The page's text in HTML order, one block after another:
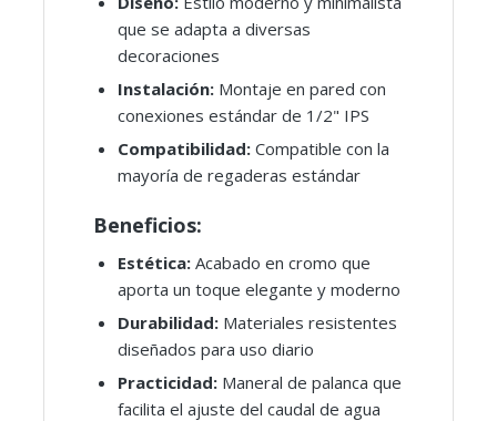
que se adapta a diversas
decoraciones
Instalación: Montaje en pared con
conexiones estándar de 1/2" IPS
Compatibilidad: Compatible con la
mayoría de regaderas estándar
Beneficios:
Estética: Acabado en cromo que
aporta un toque elegante y moderno
Durabilidad: Materiales resistentes
diseñados para uso diario
Practicidad: Maneral de palanca que
facilita el ajuste del caudal de agua